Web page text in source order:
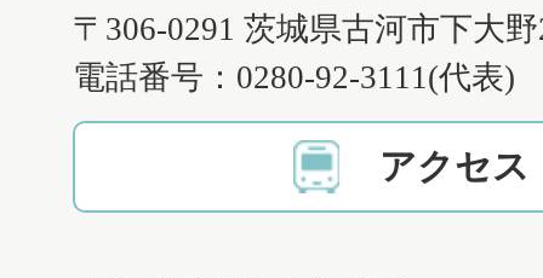
〒306-0291 茨城県古河市下大
電話番号：0280-92-3111(代表)
アクセス